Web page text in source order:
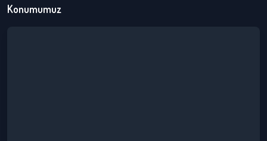
Konumumuz